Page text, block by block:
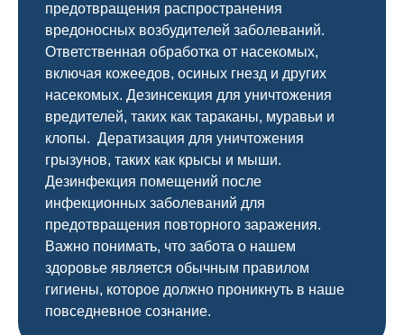
предотвращения распространения
вредоносных возбудителей заболеваний.
Ответственная обработка от насекомых,
включая кожеедов, осиных гнезд и других
насекомых. Дезинсекция для уничтожения
вредителей, таких как тараканы, муравьи и
клопы. Дератизация для уничтожения
грызунов, таких как крысы и мыши.
Дезинфекция помещений после
инфекционных заболеваний для
предотвращения повторного заражения.
Важно понимать, что забота о нашем
здоровье является обычным правилом
гигиены, которое должно проникнуть в наше
повседневное сознание.